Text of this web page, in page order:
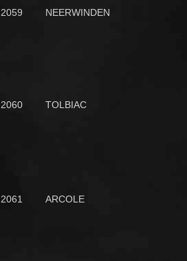
2059 NEERWINDEN
2060 TOLBIAC
2061 ARCOLE